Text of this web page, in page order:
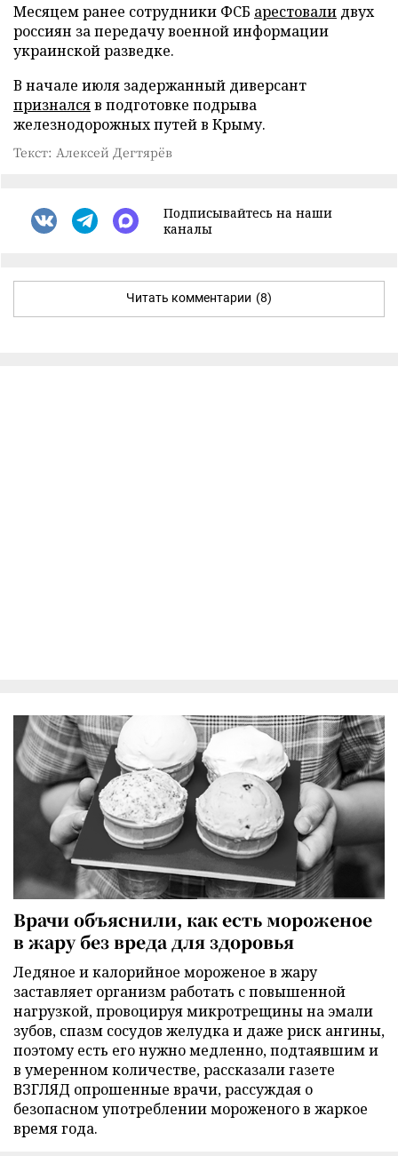
Месяцем ранее сотрудники ФСБ арестовали двух
россиян за передачу военной информации
украинской разведке.
В начале июля задержанный диверсант
призналсяв подготовке подрыва
железнодорожных путей в Крыму.
Текст: Алексей Дегтярёв
Подписывайтесь на наши
каналы
Читать комментарии (8)
Врачи объяснили, как есть мороженое
в жару без вреда для здоровья
Ледяное и калорийное мороженое в жару
заставляет организм работать с повышенной
нагрузкой, провоцируя микротрещины на эмали
зубов, спазм сосудов желудка и даже риск ангины,
поэтому есть его нужно медленно, подтаявшим и
в умеренном количестве, рассказали газете
ВЗГЛЯД опрошенные врачи, рассуждая о
безопасном употреблении мороженого в жаркое
время года.